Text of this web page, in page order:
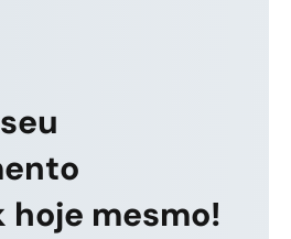
hoje mesmo!